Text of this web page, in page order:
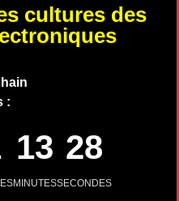
cultures des
:
13
MINUTES
28
SECONDES